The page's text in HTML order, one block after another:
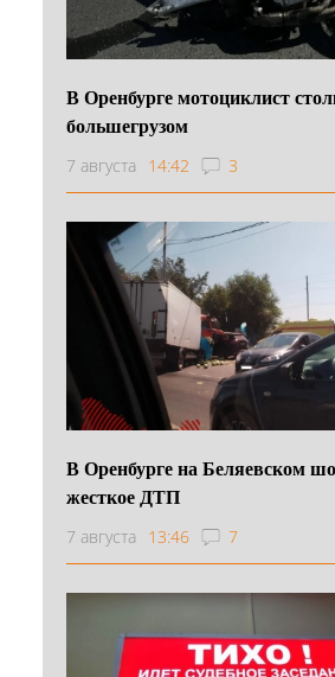
В Оренбурге мотоциклист
большегрузом
7 августа 14:42 3
В Оренбурге на Беляевском
жесткое ДТП
7 августа 13:46 7